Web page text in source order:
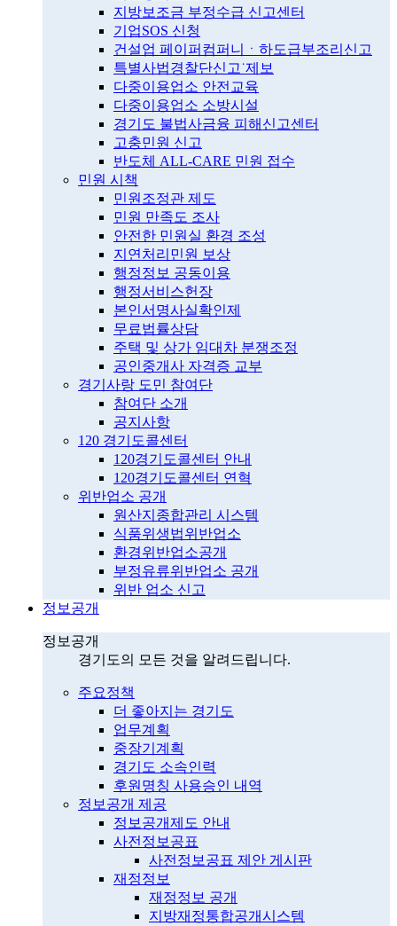
지방보조금 부정수급 신고센터
기업SOS 신청
건설업 페이퍼컴퍼니ㆍ하도급부조리신고
특별사법경찰단신고˙제보
다중이용업소 안전교육
다중이용업소 소방시설
경기도 불법사금융 피해신고센터
고충민원 신고
반도체 ALL-CARE 민원 접수
민원 시책
민원조정관 제도
민원 만족도 조사
안전한 민원실 환경 조성
지연처리민원 보상
행정정보 공동이용
행정서비스헌장
본인서명사실확인제
무료법률상담
주택 및 상가 임대차 분쟁조정
공인중개사 자격증 교부
경기사랑 도민 참여단
참여단 소개
공지사항
120 경기도콜센터
120경기도콜센터 안내
120경기도콜센터 연혁
위반업소 공개
원산지종합관리 시스템
식품위생법위반업소
환경위반업소공개
부정유류위반업소 공개
위반 업소 신고
정보공개
정보공개
경기도의 모든 것을 알려드립니다.
주요정책
더 좋아지는 경기도
업무계획
중장기계획
경기도 소속인력
후원명칭 사용승인 내역
정보공개 제공
정보공개제도 안내
사전정보공표
사전정보공표 제안 게시판
재정정보
재정정보 공개
지방재정통합공개시스템